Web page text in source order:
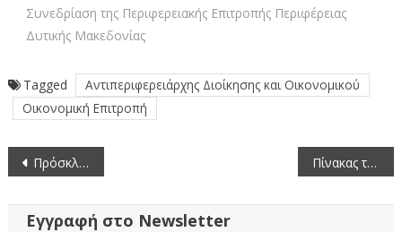
Συνεδρίαση της Περιφερειακής Επιτροπής Περιφέρειας
Δυτικής Μακεδονίας
Tagged
Αντιπεριφερειάρχης Διοίκησης και Οικονομικού
Οικονομική Επιτροπή
Πλοήγηση
άρθρων
Πρόσκληση σε Διαπραγμάτευση για την «Ανάθεση 55 νέων Δρομολογίων Χωρικής Αρμοδιότητας ΠΕ Καστοριάς, έτη 2022-2023» Πίνακας των συζητηθέντων θεμάτων κατά την 46η/1-9-22 συνεδρίαση της Οικονομικής Επιτροπής της Περιφέρειας Δυτικής Μακεδονίας
Εγγραφή στο Newsletter